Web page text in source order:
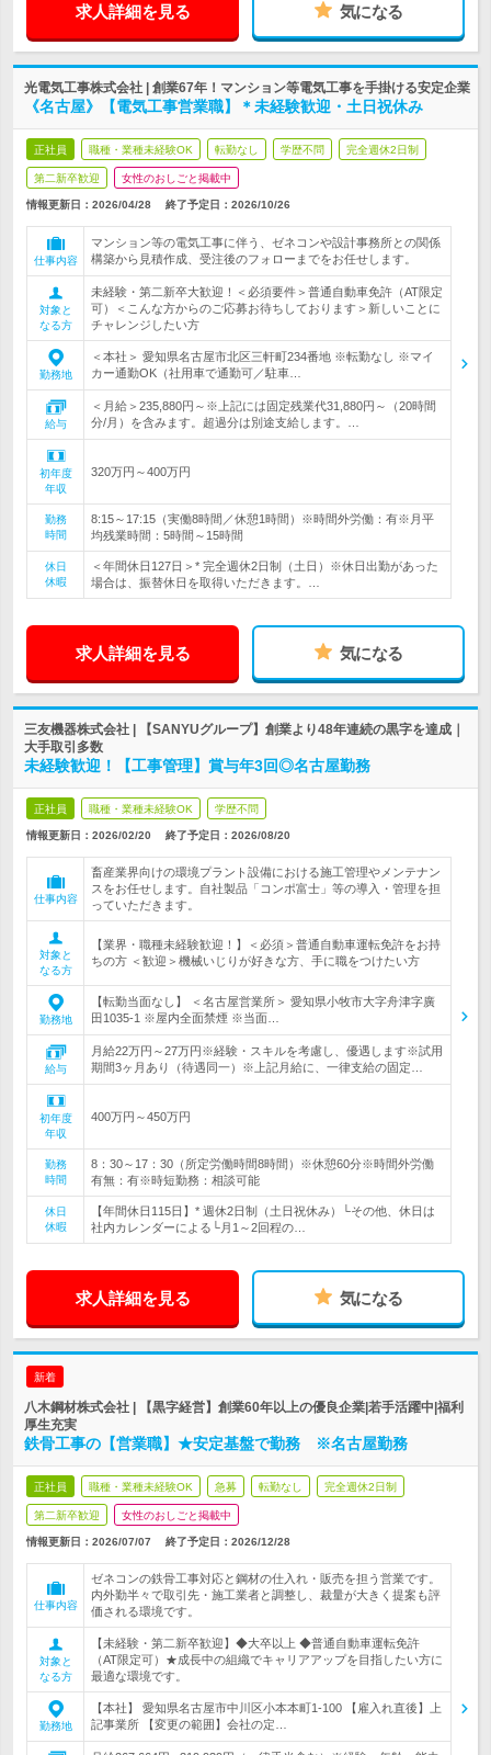
求人詳細を見る 気になる
光電気工事株式会社 | 創業67年！マンション等電気工事を手掛ける安定企業
《名古屋》【電気工事営業職】＊未経験歓迎・土日祝休み
正社員 職種・業種未経験OK 転勤なし 学歴不問 完全週休2日制
第二新卒歓迎 女性のおしごと掲載中
情報更新日：2026/04/28 終了予定日： 2026/10/26
仕事内容
マンション等の電気工事に伴う、ゼネコンや設計事務所との関係
構築から見積作成、受注後のフォローまでをお任せします。
対象と
なる方
未経験・第二新卒大歓迎！＜必須要件＞普通自動車免許（AT限定
可）＜こんな方からのご応募お待ちしております＞新しいことに
チャレンジしたい方
勤務地
＜本社＞ 愛知県名古屋市北区三軒町234番地 ※転勤なし ※マイ
カー通勤OK（社用車で通勤可／駐車…
給与
＜月給＞235,880円～※上記には固定残業代31,880円～（20時間
分/月）を含みます。超過分は別途支給します。…
初年度
年収
320万円～400万円
勤務
時間
8:15～17:15（実働8時間／休憩1時間）※時間外労働：有※月平
均残業時間：5時間～15時間
休日
休暇
＜年間休日127日＞* 完全週休2日制（土日）※休日出勤があった
場合は、振替休日を取得いただきます。…
求人詳細を見る 気になる
三友機器株式会社 | 【SANYUグループ】創業より48年連続の黒字を達成｜
大手取引多数
未経験歓迎！【工事管理】賞与年3回◎名古屋勤務
正社員 職種・業種未経験OK 学歴不問
情報更新日：2026/02/20 終了予定日： 2026/08/20
仕事内容
畜産業界向けの環境プラント設備における施工管理やメンテナン
スをお任せします。自社製品「コンポ富士」等の導入・管理を担
っていただきます。
対象と
なる方
【業界・職種未経験歓迎！】＜必須＞普通自動車運転免許をお持
ちの方 ＜歓迎＞機械いじりが好きな方、手に職をつけたい方
勤務地
【転勤当面なし】 ＜名古屋営業所＞ 愛知県小牧市大字舟津字廣
田1035-1 ※屋内全面禁煙 ※当面…
給与
月給22万円～27万円※経験・スキルを考慮し、優遇します※試用
期間3ヶ月あり（待遇同一）※上記月給に、一律支給の固定…
初年度
年収
400万円～450万円
勤務
時間
8：30～17：30（所定労働時間8時間）※休憩60分※時間外労働
有無：有※時短勤務：相談可能
休日
休暇
【年間休日115日】* 週休2日制（土日祝休み）└その他、休日は
社内カレンダーによる└月1～2回程の…
求人詳細を見る 気になる
新着
八木鋼材株式会社 | 【黒字経営】創業60年以上の優良企業|若手活躍中|福利
厚生充実
鉄骨工事の【営業職】★安定基盤で勤務 ※名古屋勤務
正社員 職種・業種未経験OK 急募 転勤なし 完全週休2日制
第二新卒歓迎 女性のおしごと掲載中
情報更新日：2026/07/07 終了予定日： 2026/12/28
仕事内容
ゼネコンの鉄骨工事対応と鋼材の仕入れ・販売を担う営業です。
内外勤半々で取引先・施工業者と調整し、裁量が大きく提案も評
価される環境です。
対象と
なる方
【未経験・第二新卒歓迎】◆大卒以上 ◆普通自動車運転免許
（AT限定可）★成長中の組織でキャリアアップを目指したい方に
最適な環境です。
勤務地
【本社】 愛知県名古屋市中川区小本本町1-100 【雇入れ直後】上
記事業所 【変更の範囲】会社の定…